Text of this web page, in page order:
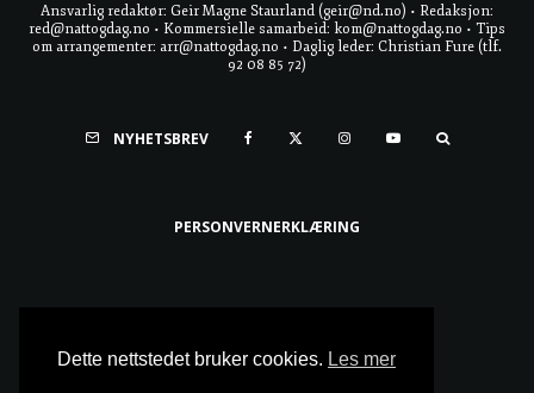
Ansvarlig redaktør: Geir Magne Staurland (geir@nd.no) • Redaksjon:
red@nattogdag.no • Kommersielle samarbeid: kom@nattogdag.no • Tips
om arrangementer: arr@nattogdag.no • Daglig leder: Christian Fure (tlf.
92 08 85 72)
NYHETSBREV
PERSONVERNERKLÆRING
Dette nettstedet bruker cookies. Les mer